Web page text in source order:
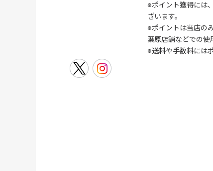
※ポイント獲得には
ざいます。
※ポイントは当店の
葉原店舗などでの使
※送料や手数料には